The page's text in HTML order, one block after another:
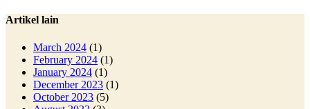
Artikel lain
March 2024 (1)
February 2024 (1)
January 2024 (1)
December 2023 (1)
October 2023 (5)